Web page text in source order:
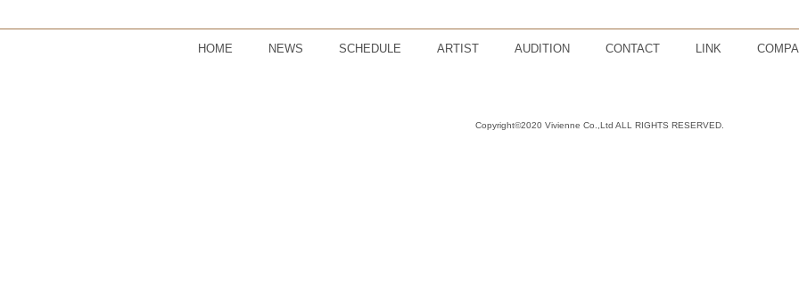
HOME NEWS SCHEDULE ARTIST AUDITION CONTACT LINK
Copyright©2020 Vivienne Co.,Ltd ALL RIGHTS RESERVED.